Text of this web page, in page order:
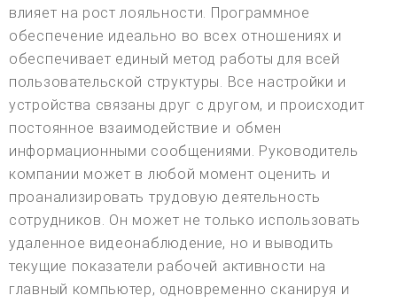
влияет на рост лояльности. Программное
обеспечение идеально во всех отношениях и
обеспечивает единый метод работы для всей
пользовательской структуры. Все настройки и
устройства связаны друг с другом, и происходит
постоянное взаимодействие и обмен
информационными сообщениями. Руководитель
компании может в любой момент оценить и
проанализировать трудовую деятельность
сотрудников. Он может не только использовать
удаленное видеонаблюдение, но и выводить
текущие показатели рабочей активности на
главный компьютер, одновременно сканируя и